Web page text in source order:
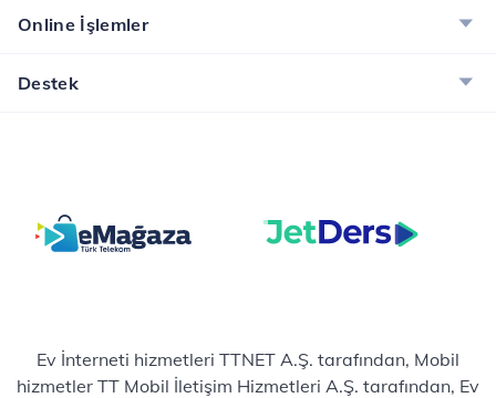
Online İşlemler
Destek
Ev İnterneti hizmetleri TTNET A.Ş. tarafından, Mobil
hizmetler TT Mobil İletişim Hizmetleri A.Ş. tarafından, Ev